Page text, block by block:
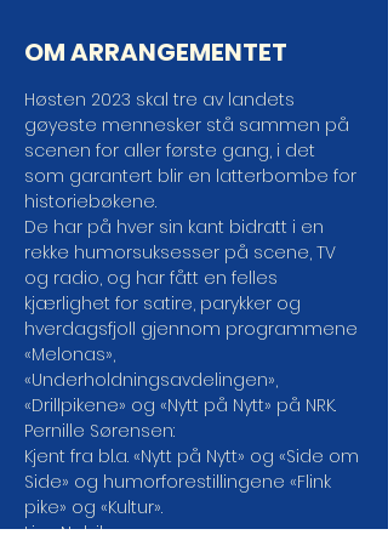
OM ARRANGEMENTET
Høsten 2023 skal tre av landets
gøyeste mennesker stå sammen på
scenen for aller første gang, i det
som garantert blir en latterbombe for
historiebøkene.
De har på hver sin kant bidratt i en
rekke humorsuksesser på scene, TV
og radio, og har fått en felles
kjærlighet for satire, parykker og
hverdagsfjoll gjennom programmene
«Melonas»,
«Underholdningsavdelingen»,
«Drillpikene» og «Nytt på Nytt» på NRK.
Pernille Sørensen:
Kjent fra bl.a. «Nytt på Nytt» og «Side om
Side» og humorforestillingene «Flink
pike» og «Kultur».
Live Nelvik: